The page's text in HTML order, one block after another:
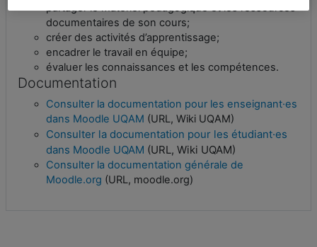
partager le matériel pédagogique et les ressources
documentaires de son cours;
créer des activités d’apprentissage;
encadrer le travail en équipe;
évaluer les connaissances et les compétences.
Documentation
Consulter la documentation pour les enseignant·es
dans Moodle UQAM (URL, Wiki UQAM)
Consulter la documentation pour les étudiant·es
dans Moodle UQAM (URL, Wiki UQAM)
Consulter la documentation générale de
Moodle.org (URL, moodle.org)